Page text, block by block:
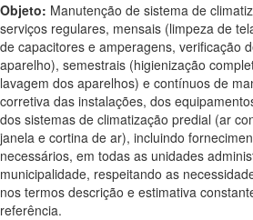
Objeto: Manutenção de sistema de
serviços regulares, mensais (limpeza de
de capacitores e amperagens, verificação
aparelho), semestrais (higienização
lavagem dos aparelhos) e contínuos de
corretiva das instalações, dos
dos sistemas de climatização predial (ar
janela e cortina de ar), incluindo
necessários, em todas as unidades
municipalidade, respeitando as
nos termos descrição e estimativa
referência.